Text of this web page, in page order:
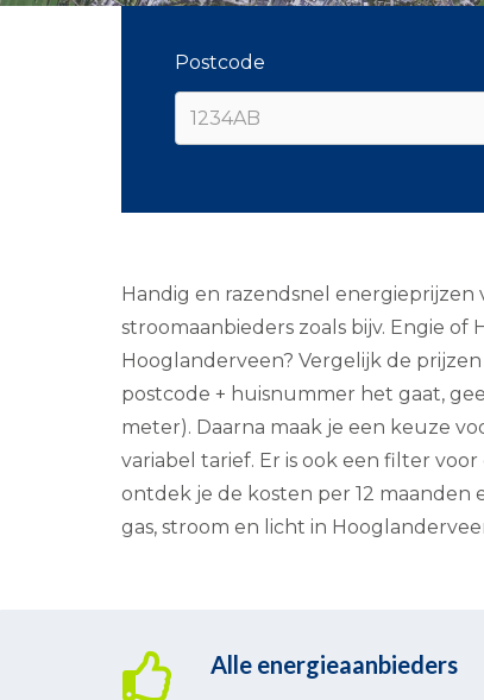
Postcode
Handig en razendsnel
stroomaanbieders zoals bijv. Engie of
Hooglanderveen? Vergelijk de
postcode + huisnummer het gaat,
meter). Daarna maak je een keuze
variabel tarief. Er is ook een filter
ontdek je de kosten per 12
gas, stroom en licht in
Alle energieaanbieders